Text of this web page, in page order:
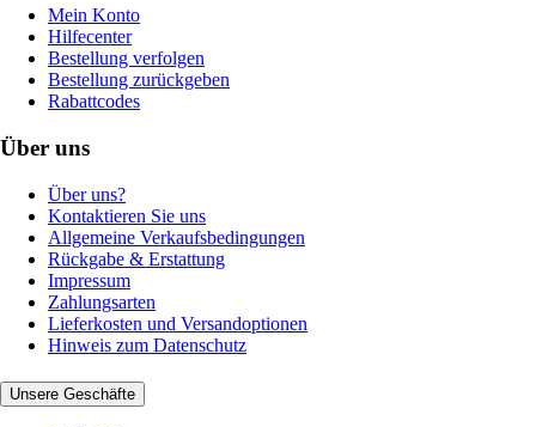
Mein Konto
Hilfecenter
Bestellung verfolgen
Bestellung zurückgeben
Rabattcodes
Über uns
Über uns?
Kontaktieren Sie uns
Allgemeine Verkaufsbedingungen
Rückgabe & Erstattung
Impressum
Zahlungsarten
Lieferkosten und Versandoptionen
Hinweis zum Datenschutz
Unsere Geschäfte